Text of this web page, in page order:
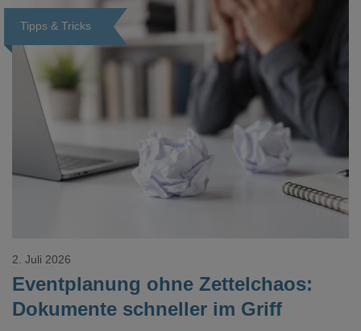
Tipps & Tricks
Eventplanung ohne Zettelchaos:
Dokumente schneller im Griff
2. Juli 2026